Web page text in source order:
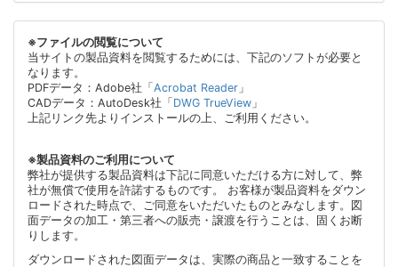
※ファイルの閲覧について
当サイトの製品資料を閲覧するためには、下記のソフトが必要と
なります。
PDFデータ：Adobe社「 Acrobat Reader 」
CADデータ：AutoDesk社「 DWG TrueView 」
上記リンク先よりインストールの上、ご利用ください。
※製品資料のご利用について
弊社が提供する製品資料は下記に同意いただける方に対して、弊
社が無償で使用を許諾するものです。 お客様が製品資料をダウン
ロードされた時点で、ご同意をいただいたものとみなします。図
面データの加工・第三者への販売・譲渡を行うことは、固くお断
りします。
ダウンロードされた図面データは、実際の商品と一致することを